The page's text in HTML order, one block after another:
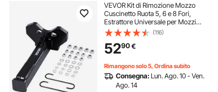
VEVOR Kit di Rimozione Mozzo
Cuscinetto Ruota 5, 6 e 8 Fori,
Estrattore Universale per Mozzi
Ruota, Attrezzo per Rimozione di
Mozzi con Dadi e Rondelle per
Berline, SUV e Camion
(116)
5290€
Rimangono solo 5, Ordina subito
Consegna: Lun. Ago. 10 - Ven.
Ago. 14